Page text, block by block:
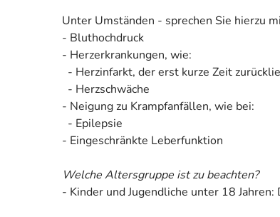
Unter Umständen - sprechen Sie hierzu
- Bluthochdruck
- Herzerkrankungen, wie:
- Herzinfarkt, der erst kurze Zeit
- Herzschwäche
- Neigung zu Krampfanfällen, wie bei:
- Epilepsie
- Eingeschränkte Leberfunktion
Welche Altersgruppe ist zu beachten?
- Kinder und Jugendliche unter 18